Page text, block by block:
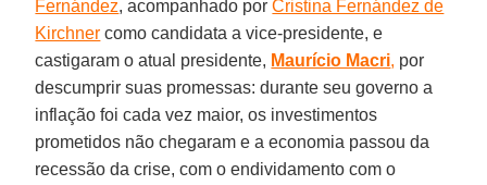
Fernández, acompanhado porCristina Fernández de
Kirchner como candidata a vice-presidente, e
castigaram o atual presidente, Maurício Macri, por
descumprir suas promessas: durante seu governo a
inflação foi cada vez maior, os investimentos
prometidos não chegaram e a economia passou da
recessão da crise, com o endividamento com o